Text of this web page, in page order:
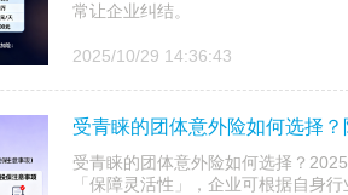
常让企业纠结。
2025/10/29 14:36:43
受青睐的团体意外险如何选择
受青睐的团体意外险如何选择？
「保障灵活性」，企业可根据自身